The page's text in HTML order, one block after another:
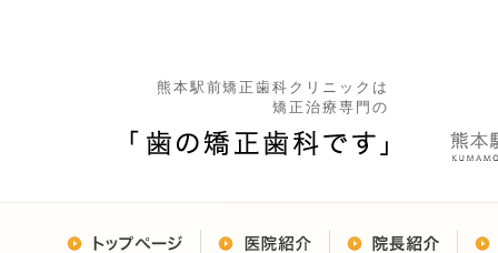
熊本駅前矯正歯科クリニックは
矯正治療専門の